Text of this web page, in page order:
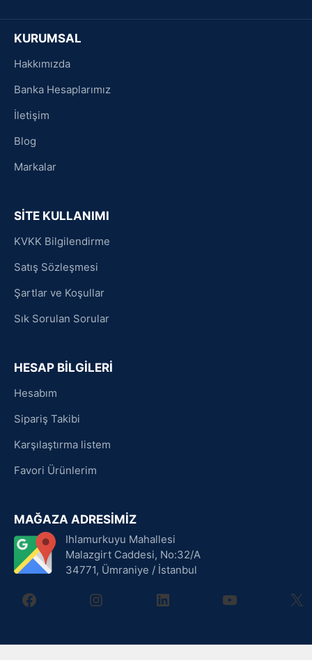
KURUMSAL
Hakkımızda
Banka Hesaplarımız
İletişim
Blog
Markalar
SİTE KULLANIMI
KVKK Bilgilendirme
Satış Sözleşmesi
Şartlar ve Koşullar
Sık Sorulan Sorular
HESAP BİLGİLERİ
Hesabım
Sipariş Takibi
Karşılaştırma listem
Favori Ürünlerim
MAĞAZA ADRESİMİZ
Ihlamurkuyu Mahallesi
Malazgirt Caddesi, No:32/A
34771, Ümraniye / İstanbul
facebookinstagramlinkedin youtube X